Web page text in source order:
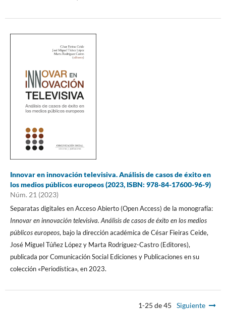
Innovar en innovación televisiva. Análisis de casos de éxito en
los medios públicos europeos (2023, ISBN: 978-84-17600-96-9)
Núm. 21 (2023)
Separatas digitales en Acceso Abierto (Open Access) de la monografía:
Innovar en innovación televisiva. Análisis de casos de éxito en los medios
públicos europeos, bajo la dirección académica de César Fieiras Ceide,
José Miguel Túñez López y Marta Rodríguez-Castro (Editores),
publicada por Comunicación Social Ediciones y Publicaciones en su
colección «Periodística», en 2023.
1-25 de 45 Siguiente